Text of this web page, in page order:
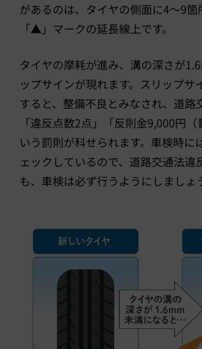
があるのは、タイヤの側面に4〜9箇
「▲」マークの延長線上です。
タイヤの摩耗が進み、溝の深さが
ップサインが現れます。スリップサ
すると、整備不良とみなされ、道路
「違反点数2点」「反則金9,000円
いう罰則が科せられます。車検時に
ェックしているので、道路交通法違
も、車検は必ず行うようにしましょ